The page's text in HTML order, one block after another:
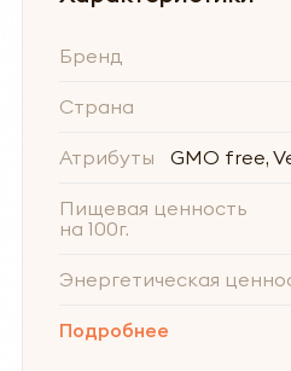
Бренд
Страна
Атрибуты GMO free,
Пищевая ценность
на 100г.
Энергетическая
Подробнее